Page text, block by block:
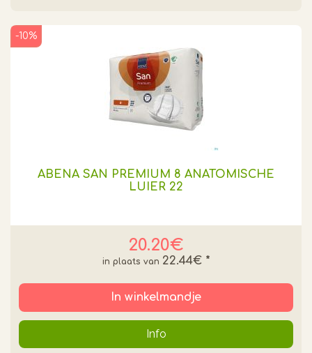
ABENA SAN PREMIUM 8 ANATOMISCHE
LUIER 22
20.20€
-10%
22.44€ *
In winkelmandje
Info